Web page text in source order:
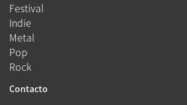
Festival
Indie
Metal
Pop
Rock
Contacto